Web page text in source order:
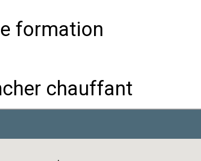
formation
chauffant